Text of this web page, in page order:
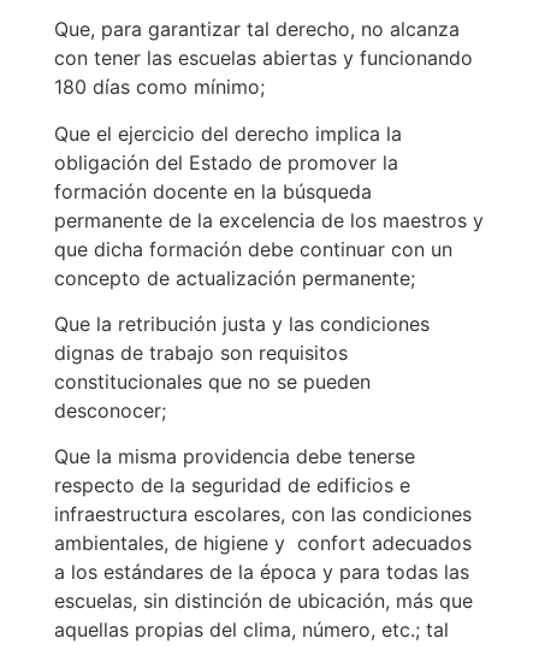
Que, para garantizar tal derecho, no alcanza
con tener las escuelas abiertas y funcionando
180 días como mínimo;
Que el ejercicio del derecho implica la
obligación del Estado de promover la
formación docente en la búsqueda
permanente de la excelencia de los maestros y
que dicha formación debe continuar con un
concepto de actualización permanente;
Que la retribución justa y las condiciones
dignas de trabajo son requisitos
constitucionales que no se pueden
desconocer;
Que la misma providencia debe tenerse
respecto de la seguridad de edificios e
infraestructura escolares, con las condiciones
ambientales, de higiene y confort adecuados
a los estándares de la época y para todas las
escuelas, sin distinción de ubicación, más que
aquellas propias del clima, número, etc.; tal